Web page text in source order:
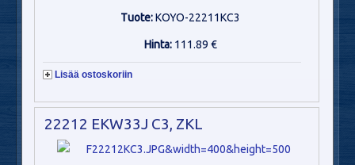
Tuote:KOYO-22211KC3
Hinta: 111.89 €
Lisää ostoskoriin
22212 EKW33J C3, ZKL